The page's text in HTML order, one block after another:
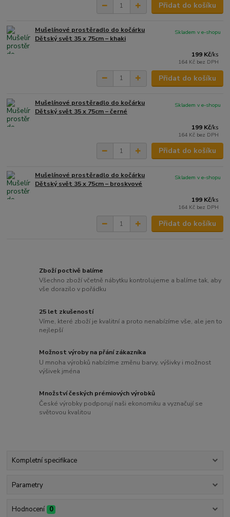
Přidat do košíku
Mušelínové prostěradlo do kočárku
Dětský svět 35 x 75cm – khaki
199 Kč/ks
164 Kč bez DPH
Skladem v e-shopu
Přidat do košíku
Mušelínové prostěradlo do kočárku
Dětský svět 35 x 75cm – černé
199 Kč/ks
164 Kč bez DPH
Skladem v e-shopu
Přidat do košíku
Mušelínové prostěradlo do kočárku
Dětský svět 35 x 75cm – broskvové
199 Kč/ks
164 Kč bez DPH
Skladem v e-shopu
Přidat do košíku
Zboží poctivě balíme
Všechno zboží včetně nábytku kontrolujeme a balíme tak, aby
vše dorazilo v pořádku
25 let zkušeností
Víme, které zboží je kvalitní a proto nenabízíme vše, ale jen to
nejlepší
Možnost výroby na přání zákazníka
U mnoha výrobků nabízíme změnu barvy, výšivky i možnost
výšivek jména
Množství českých prémiových výrobků
České výrobky podporují naši ekonomiku a vyznačují se
světovou kvalitou
Kompletní specifikace
Parametry
Hodnocení 0